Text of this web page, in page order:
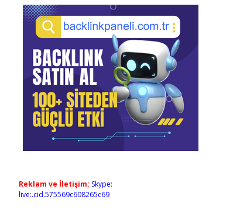
Reklam ve İletişim: Skype:
live:.cid.575569c608265c69